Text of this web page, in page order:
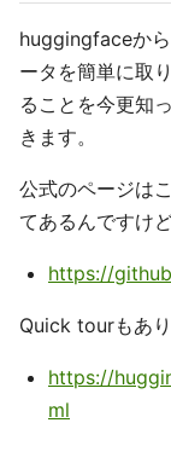
huggingfaceか
ータを簡単に取
ることを今更知
きます。
公式のページは
てあるんですけど
https://
Quick tourもあ
https://
ml